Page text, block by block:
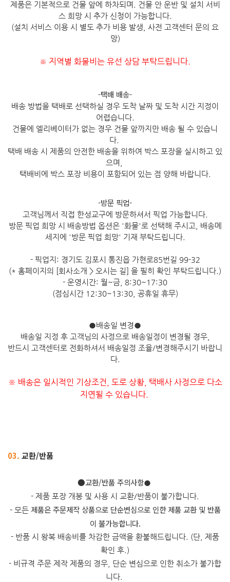
제품은 기본적으로 건물 앞에 하차되며. 건물 안 운반 및 설치 서비
스 희망 시 추가 신청이 가능합니다.
(설치 서비스 이용 시 별도 추가 비용 발생, 사전 고객센터 문의 요
망)
※ 지역별 화물비는 유선 상담 부탁드립니다.
-택배 배송-
배송 방법을 택배로 선택하실 경우 도착 날짜 및 도착 시간 지정이
어렵습니다.
건물에 엘리베이터가 없는 경우 건물 앞까지만 배송 될 수 있습니
다.
택배 배송 시 제품의 안전한 배송을 위하여 박스 포장을 실시하고 있
으며,
택배비에 박스 포장 비용이 포함되어 있는 점 양해 바랍니다.
-방문 픽업-
고객님께서 직접 한성교구에 방문하셔서 픽업 가능합니다.
방문 픽업 희망 시 배송방법 옵션은 '화물'로 선택해 주시고, 배송메
세지에 '방문 픽업 희망' 기재 부탁드립니다.
- 픽업지: 경기도 김포시 통진읍 가현로85번길 99-32
(* 홈페이지의 [회사소개 > 오시는 길] 을 필히 확인 부탁드립니다.)
- 운영시간: 월~금, 8:30~17:30
(점심시간 12:30~13:30, 공휴일 휴무)
●배송일 변경●
배송일 지정 후 고객님의 사정으로 배송일정이 변경될 경우,
반드시 고객센터로 전화하셔서 배송일정 조율/변경해주시기 바랍니
다.
※ 배송은 일시적인 기상조건, 도로 상황, 택배사 사정으로 다소
지연될 수 있습니다.
03. 교환/반품
​●교환/반품 주의사항●
- 제품 포장 개봉 및 사용 시 교환/반품이 불가합니다.
- 모든 제품은 주문제작 상품으로 단순변심으로 인한 제품 교환 및 반품
이 불가능합니다.
- 반품 시 왕복 배송비를 차감한 금액을 환불해드립니다. (단, 제품
확인 후.)
- 비규격 주문 제작 제품의 경우, 단순 변심으로 인한 취소가 불가합
니다.